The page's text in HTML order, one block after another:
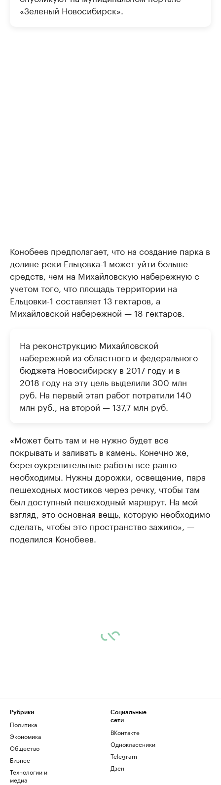
«Зеленый Новосибирск».
Конобеев предполагает, что на создание парка в
долине реки Ельцовка-1 может уйти больше
средств, чем на Михайловскую набережную с
учетом того, что площадь территории на
Ельцовки-1 составляет 13 гектаров, а
Михайловской набережной — 18 гектаров.
На реконструкцию Михайловской
набережной из областного и федерального
бюджета Новосибирску в 2017 году и в
2018 году на эту цель выделили 300 млн
руб. На первый этап работ потратили 140
млн руб., на второй — 137,7 млн руб.
«Может быть там и не нужно будет все
покрывать и заливать в камень. Конечно же,
берегоукрепительные работы все равно
необходимы. Нужны дорожки, освещение, пара
пешеходных мостиков через речку, чтобы там
был доступный пешеходный маршрут. На мой
взгляд, это основная вещь, которую необходимо
сделать, чтобы это пространство зажило», —
поделился Конобеев.
Рубрики
Политика
Экономика
Общество
Бизнес
Технологии и
медиа
Социальные
сети
ВКонтакте
Одноклассники
Telegram
Дзен